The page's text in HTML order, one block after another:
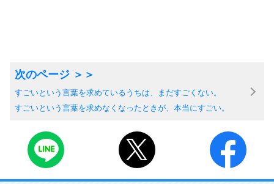
すごいという言葉を求めているうちは、まだすごくない。
すごいという言葉を求めなくなったときが、本当にすごい。